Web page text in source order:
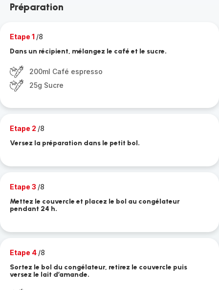
Préparation
Etape 1 /8
Dans un récipient, mélangez le café et le sucre.
200ml Café espresso
25g Sucre
Etape 2 /8
Versez la préparation dans le petit bol.
Etape 3 /8
Mettez le couvercle et placez le bol au congélateur
pendant 24 h.
Etape 4 /8
Sortez le bol du congélateur, retirez le couvercle puis
versez le lait d’amande.